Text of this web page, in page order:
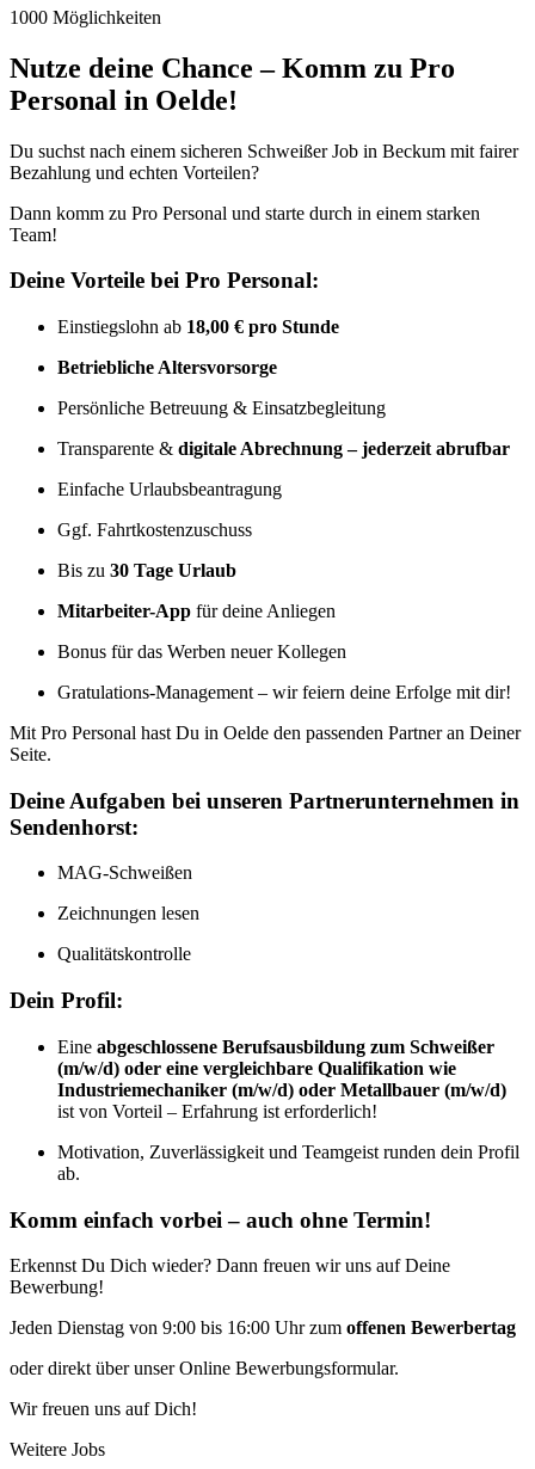
1000 Möglichkeiten
Nutze deine Chance – Komm zu Pro
Personal in Oelde!
Du suchst nach einem sicheren Schweißer Job in Beckum mit fairer
Bezahlung und echten Vorteilen?
Dann komm zu Pro Personal und starte durch in einem starken
Team!
Deine Vorteile bei Pro Personal:
Einstiegslohn ab 18,00 € pro Stunde
Betriebliche Altersvorsorge
Persönliche Betreuung & Einsatzbegleitung
Transparente & digitale Abrechnung – jederzeit abrufbar
Einfache Urlaubsbeantragung
Ggf. Fahrtkostenzuschuss
Bis zu 30 Tage Urlaub
Mitarbeiter-App für deine Anliegen
Bonus für das Werben neuer Kollegen
Gratulations-Management – wir feiern deine Erfolge mit dir!
Mit Pro Personal hast Du in Oelde den passenden Partner an Deiner
Seite.
Deine Aufgaben bei unseren Partnerunternehmen in
Sendenhorst:
MAG-Schweißen
Zeichnungen lesen
Qualitätskontrolle
Dein Profil:
Eine abgeschlossene Berufsausbildung zum Schweißer
(m/w/d) oder eine vergleichbare Qualifikation wie
Industriemechaniker (m/w/d) oder Metallbauer (m/w/d)
ist von Vorteil – Erfahrung ist erforderlich!
Motivation, Zuverlässigkeit und Teamgeist runden dein Profil
ab.
Komm einfach vorbei – auch ohne Termin!
Erkennst Du Dich wieder? Dann freuen wir uns auf Deine
Bewerbung!
Jeden Dienstag von 9:00 bis 16:00 Uhr zum offenen Bewerbertag
oder direkt über unser Online Bewerbungsformular.
Wir freuen uns auf Dich!
Weitere Jobs